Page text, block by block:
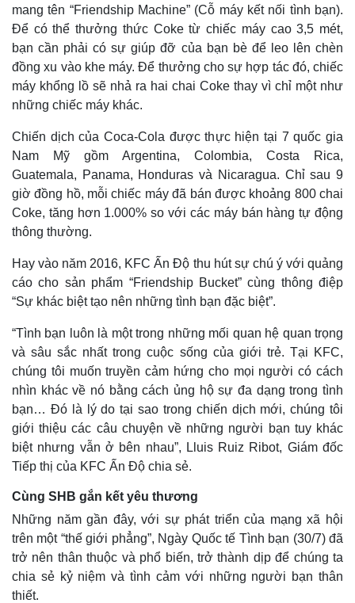
Thế giới
Quan sát
Cuộc sống đó đây
Hồ sơ
Video
Ảnh
E-Magazine
mang tên “Friendship Machine” (Cỗ máy kết nối tình bạn).
Để có thể thưởng thức Coke từ chiếc máy cao 3,5 mét,
bạn cần phải có sự giúp đỡ của bạn bè để leo lên chèn
đồng xu vào khe máy. Để thưởng cho sự hợp tác đó, chiếc
máy khổng lồ sẽ nhả ra hai chai Coke thay vì chỉ một như
những chiếc máy khác.
Chiến dịch của Coca-Cola được thực hiện tại 7 quốc gia
Nam Mỹ gồm Argentina, Colombia, Costa Rica,
Guatemala, Panama, Honduras và Nicaragua. Chỉ sau 9
giờ đồng hồ, mỗi chiếc máy đã bán được khoảng 800 chai
Coke, tăng hơn 1.000% so với các máy bán hàng tự động
thông thường.
Hay vào năm 2016, KFC Ấn Độ thu hút sự chú ý với quảng
cáo cho sản phẩm “Friendship Bucket” cùng thông điệp
“Sự khác biệt tạo nên những tình bạn đặc biệt”.
“Tình bạn luôn là một trong những mối quan hệ quan trọng
và sâu sắc nhất trong cuộc sống của giới trẻ. Tại KFC,
chúng tôi muốn truyền cảm hứng cho mọi người có cách
nhìn khác về nó bằng cách ủng hộ sự đa dạng trong tình
bạn… Đó là lý do tại sao trong chiến dịch mới, chúng tôi
giới thiệu các câu chuyện về những người bạn tuy khác
biệt nhưng vẫn ở bên nhau”, Lluis Ruiz Ribot, Giám đốc
Tiếp thị của KFC Ấn Độ chia sẻ.
Cùng SHB gắn kết yêu thương
Những năm gần đây, với sự phát triển của mạng xã hội
trên một “thế giới phẳng”, Ngày Quốc tế Tình bạn (30/7) đã
trở nên thân thuộc và phổ biến, trở thành dịp để chúng ta
chia sẻ kỷ niệm và tình cảm với những người bạn thân
thiết.